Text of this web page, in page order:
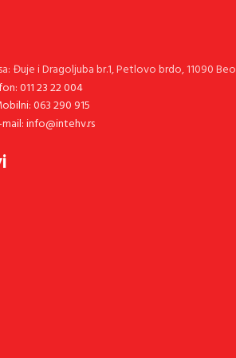
Đuje i Dragoljuba br.1, Petlovo brdo, 11090
011 23 22 004
063 290 915
mail: info@intehv.rs